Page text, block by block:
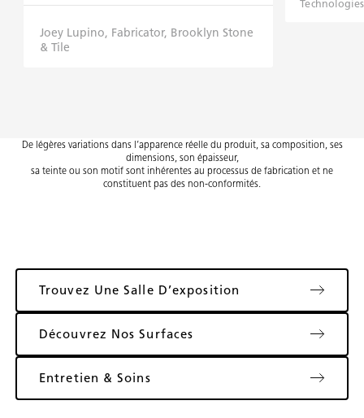
Joey Lupino, Fabricator, Brooklyn Stone
& Tile
Technologies
De légères variations dans l’apparence réelle du produit, sa composition, ses
dimensions, son épaisseur,
sa teinte ou son motif sont inhérentes au processus de fabrication et ne
constituent pas des non-conformités.
Trouvez Une Salle D’exposition
Découvrez Nos Surfaces
Entretien & Soins